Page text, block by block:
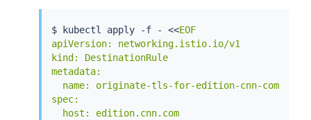
    - destination:
        host: edition.cnn.com
        port:
          number: 443
      weight: 100
EOF
$ kubectl apply -f - <<EOF
apiVersion: networking.istio.io/v1
kind: DestinationRule
metadata:
  name: originate-tls-for-edition-cnn-com
spec:
  host: edition.cnn.com